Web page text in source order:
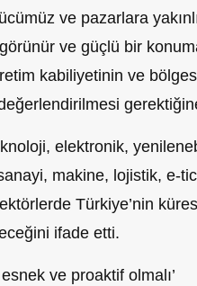
ve pazarlara
ve güçlü bir
kabiliyetinin ve
elektronik,
makine, lojistik, e-
Türkiye’nin
ifade etti.
esnek ve proaktif olmalı’